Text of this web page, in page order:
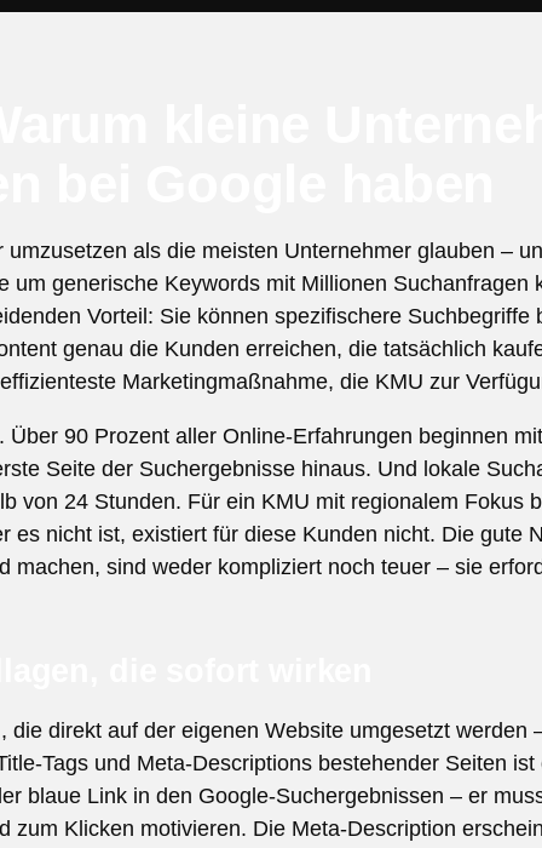
als die meisten Unternehmer glauben –
um generische Keywords mit Millionen Suchanfragen
Vorteil: Sie können spezifischere Suchbegriffe
genau die Kunden erreichen, die tatsächlich
Marketingmaßnahme, die KMU zur
90 Prozent aller Online-Erfahrungen beginnen
Seite der Suchergebnisse hinaus. Und lokale
von 24 Stunden. Für ein KMU mit regionalem Fokus
es nicht ist, existiert für diese Kunden nicht. Die gute
machen, sind weder kompliziert noch teuer – sie
direkt auf der eigenen Website umgesetzt werden
Tags und Meta-Descriptions bestehender Seiten
blaue Link in den Google-Suchergebnissen – er
zum Klicken motivieren. Die Meta-Description